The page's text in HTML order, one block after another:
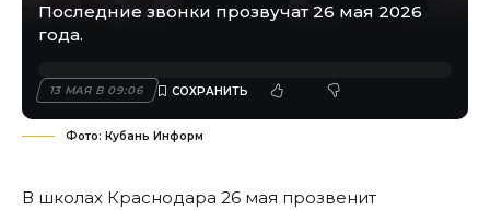
Последние звонки прозвучат 26 мая 2026
года.
13 МАЯ В 09:06
Фото: Кубань Информ
В школах Краснодара 26 мая прозвенит